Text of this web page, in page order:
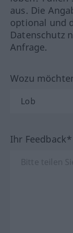
aus. Die
optional und
Datenschutz
Anfrage.
Wozu
Ihr Feedback*